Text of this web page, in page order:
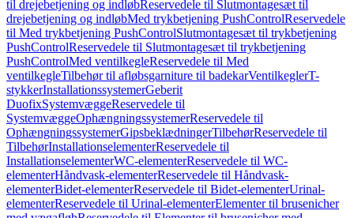
til drejebetjening og indløbReservedele til Slutmontagesæt til
drejebetjening og indløbMed trykbetjening PushControlReservedele
til Med trykbetjening PushControlSlutmontagesæt til trykbetjening
PushControlReservedele til Slutmontagesæt til trykbetjening
PushControlMed ventilkegleReservedele til Med
ventilkegleTilbehør til afløbsgarniture til badekarVentilkeglerT-
stykkerInstallationssystemerGeberit
DuofixSystemvæggeReservedele til
SystemvæggeOphængningssystemerReservedele til
OphængningssystemerGipsbeklædningerTilbehørReservedele til
TilbehørInstallationselementerReservedele til
InstallationselementerWC-elementerReservedele til WC-
elementerHåndvask-elementerReservedele til Håndvask-
elementerBidet-elementerReservedele til Bidet-elementerUrinal-
elementerReservedele til Urinal-elementerElementer til brusenicher